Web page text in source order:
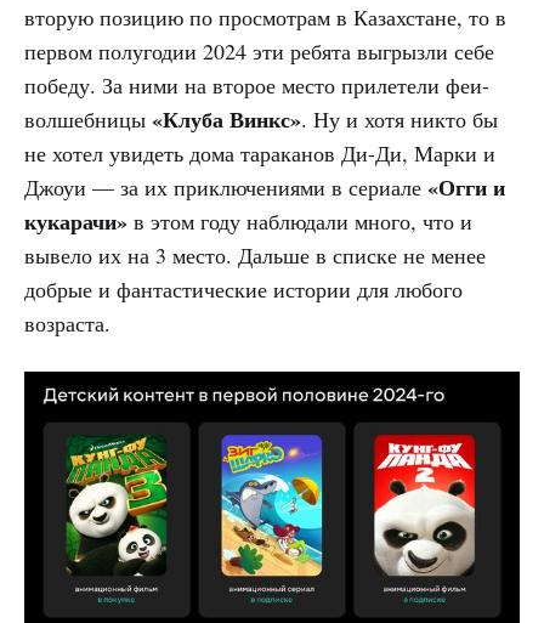
вторую позицию по просмотрам в Казахстане, то в
первом полугодии 2024 эти ребята выгрызли себе
победу. За ними на второе место прилетели феи-
волшебницы «Клуба Винкс». Ну и хотя никто бы
не хотел увидеть дома тараканов Ди-Ди, Марки и
Джоуи — за их приключениями в сериале «Огги и
кукарачи» в этом году наблюдали много, что и
вывело их на 3 место. Дальше в списке не менее
добрые и фантастические истории для любого
возраста.